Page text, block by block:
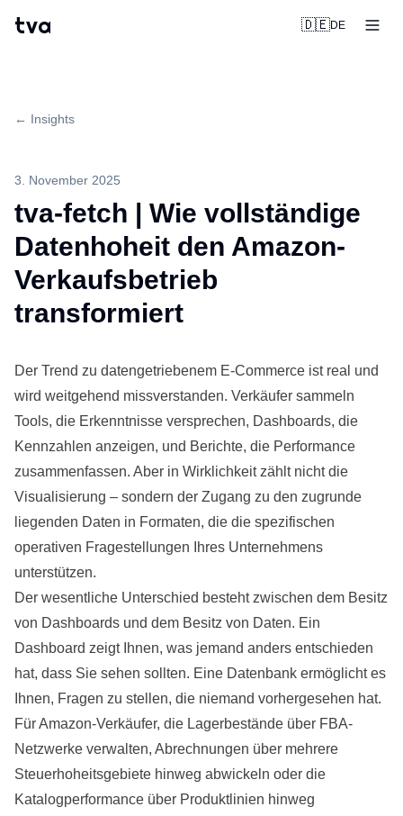
tva 🇩🇪DE
← Insights
3. November 2025
tva-fetch | Wie vollständige
Datenhoheit den Amazon-
Verkaufsbetrieb
transformiert
Der Trend zu datengetriebenem E-Commerce ist real und
wird weitgehend missverstanden. Verkäufer sammeln
Tools, die Erkenntnisse versprechen, Dashboards, die
Kennzahlen anzeigen, und Berichte, die Performance
zusammenfassen. Aber in Wirklichkeit zählt nicht die
Visualisierung – sondern der Zugang zu den zugrunde
liegenden Daten in Formaten, die die spezifischen
operativen Fragestellungen Ihres Unternehmens
unterstützen.
Der wesentliche Unterschied besteht zwischen dem Besitz
von Dashboards und dem Besitz von Daten. Ein
Dashboard zeigt Ihnen, was jemand anders entschieden
hat, dass Sie sehen sollten. Eine Datenbank ermöglicht es
Ihnen, Fragen zu stellen, die niemand vorhergesehen hat.
Für Amazon-Verkäufer, die Lagerbestände über FBA-
Netzwerke verwalten, Abrechnungen über mehrere
Steuerhoheitsgebiete hinweg abwickeln oder die
Katalogperformance über Produktlinien hinweg